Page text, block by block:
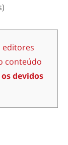
editores
conteúdo
devidos